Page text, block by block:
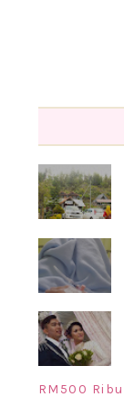
RM500 Ribu